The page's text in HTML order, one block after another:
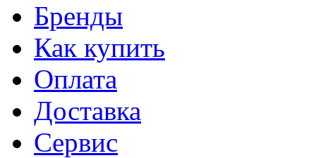
Бренды
Как купить
Оплата
Доставка
Сервис